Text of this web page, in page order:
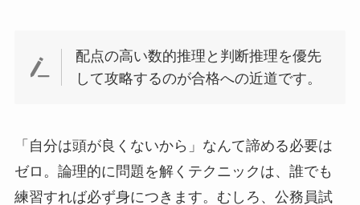
配点の高い数的推理と判断推理を優先
して攻略するのが合格への近道です。
「自分は頭が良くないから」なんて諦める必要は
ゼロ。論理的に問題を解くテクニックは、誰でも
練習すれば必ず身につきます。むしろ、公務員試